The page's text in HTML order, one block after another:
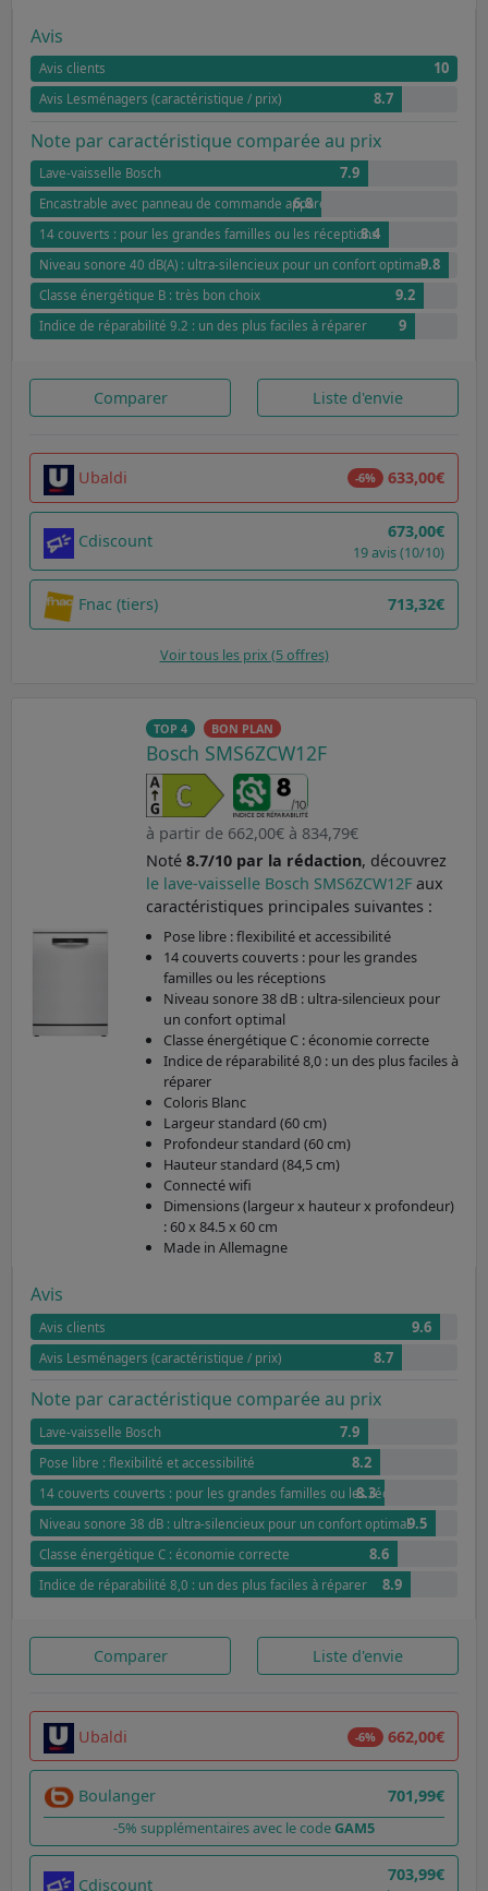
Avis
Avis clients 10
Avis Lesménagers (caractéristique / prix) 8.7
Note par caractéristique comparée au prix
Lave-vaisselle Bosch 7.9
Encastrable avec panneau de commande apparent : intégration
6.8
14 couverts : pour les grandes familles ou les réceptions
8.4
Niveau sonore 40 dB(A) : ultra-silencieux pour un confort optimal9.8
Classe énergétique B : très bon choix 9.2
Indice de réparabilité 9.2 : un des plus faciles à réparer 9
Comparer Liste d'envie
Ubaldi -6% 633,00€
Cdiscount 673,00€
19 avis (10/10)
Fnac (tiers) 713,32€
Voir tous les prix (5 offres)
TOP 4 BON PLAN
Bosch SMS6ZCW12F
à partir de 662,00€ à 834,79€
Noté 8.7/10 par la rédaction, découvrez
le lave-vaisselle Bosch SMS6ZCW12F aux
caractéristiques principales suivantes :
Pose libre : flexibilité et accessibilité
14 couverts couverts : pour les grandes
familles ou les réceptions
Niveau sonore 38 dB : ultra-silencieux pour
un confort optimal
Classe énergétique C : économie correcte
Indice de réparabilité 8,0 : un des plus faciles à
réparer
Coloris Blanc
Largeur standard (60 cm)
Profondeur standard (60 cm)
Hauteur standard (84,5 cm)
Connecté wifi
Dimensions (largeur x hauteur x profondeur)
: 60 x 84.5 x 60 cm
Made in Allemagne
Avis
Avis clients 9.6
Avis Lesménagers (caractéristique / prix) 8.7
Note par caractéristique comparée au prix
Lave-vaisselle Bosch 7.9
Pose libre : flexibilité et accessibilité 8.2
14 couverts couverts : pour les grandes familles ou les réceptions
8.3
Niveau sonore 38 dB : ultra-silencieux pour un confort optimal9.5
Classe énergétique C : économie correcte 8.6
Indice de réparabilité 8,0 : un des plus faciles à réparer 8.9
Comparer Liste d'envie
Ubaldi -6% 662,00€
Boulanger 701,99€
-5% supplémentaires avec le codeGAM5
Cdiscount 703,99€